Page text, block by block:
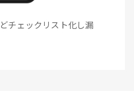
チェックリスト化し漏